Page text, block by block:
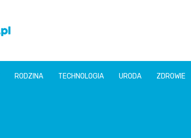
RODZINA TECHNOLOGIA URODA ZDROWIE